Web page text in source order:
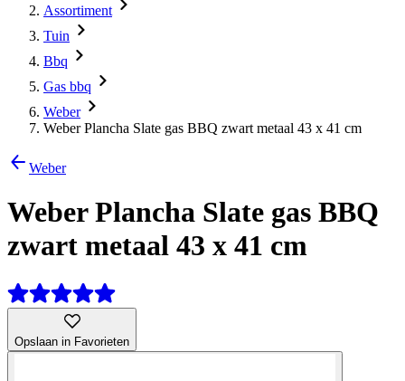
Assortiment
Tuin
Bbq
Gas bbq
Weber
Weber Plancha Slate gas BBQ zwart metaal 43 x 41 cm
Weber
Weber Plancha Slate gas BBQ
zwart metaal 43 x 41 cm
Opslaan in Favorieten